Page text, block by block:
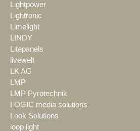
Lightpower
Lightronic
Limelight
LINDY
Litepanels
livewelt
LK AG
LMP
LMP Pyrotechnik
LOGIC media solutions
Look Solutions
loop light